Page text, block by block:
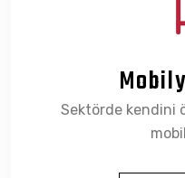
Sektörde kendini